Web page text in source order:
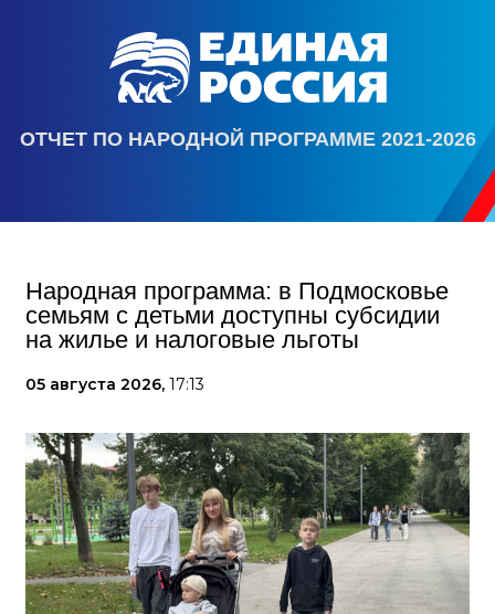
ОТЧЕТ ПО НАРОДНОЙ ПРОГРАММЕ 2021-2026
Народная программа: в Подмосковье
семьям с детьми доступны субсидии
на жилье и налоговые льготы
05 августа 2026, 17:13